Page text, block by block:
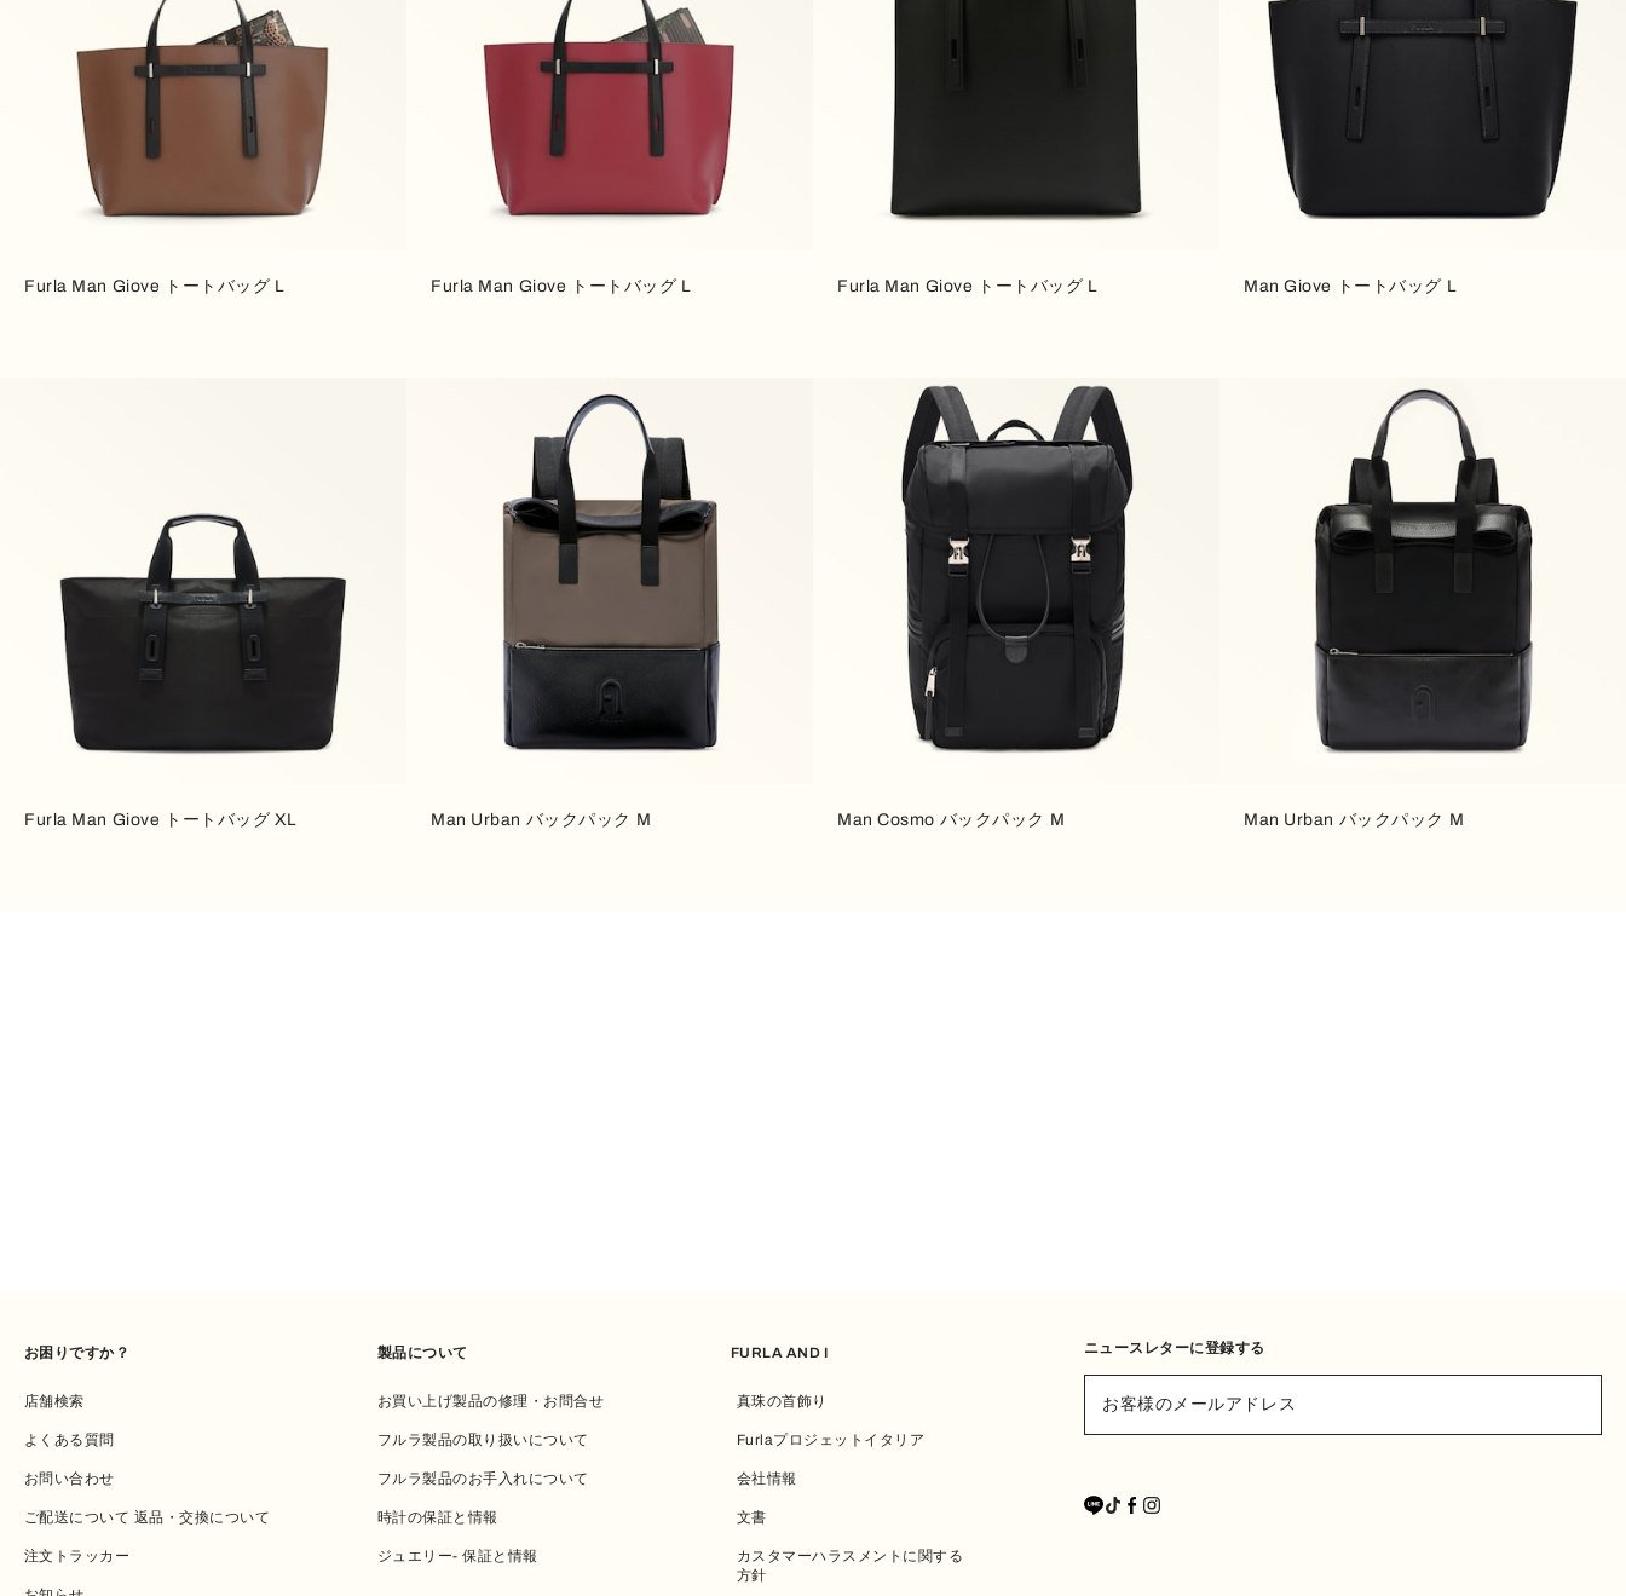
Furla Man Giove トートバッグ L Furla Man Giove トートバッグ L Furla Man Giove トートバッグ L Man Giove トートバッグ L
Furla Man Giove トートバッグ XL Man Urban バックパック M Man Cosmo バックパック M Man Urban バックパック M
お困りですか？
店舗検索
よくある質問
お問い合わせ
ご配送について 返品・交換について
注文トラッカー
製品について
お買い上げ製品の修理・お問合せ
フルラ製品の取り扱いについて
フルラ製品のお手入れについて
時計の保証と情報
ジュエリー- 保証と情報
FURLA AND I
真珠の首飾り
Furlaプロジェットイタリア
会社情報
文書
カスタマーハラスメントに関する
方針
ニュースレターに登録する
お客様のメールアドレス